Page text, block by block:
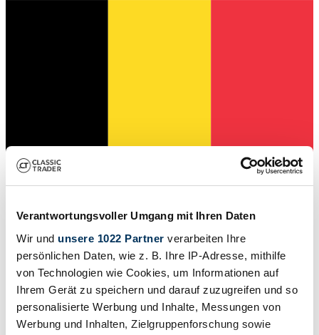
Verantwortungsvoller Umgang mit Ihren Daten
Wir und unsere 1022 Partner verarbeiten Ihre
persönlichen Daten, wie z. B. Ihre IP-Adresse, mithilfe
von Technologien wie Cookies, um Informationen auf
Ihrem Gerät zu speichern und darauf zuzugreifen und so
personalisierte Werbung und Inhalte, Messungen von
Werbung und Inhalten, Zielgruppenforschung sowie
Verkoper